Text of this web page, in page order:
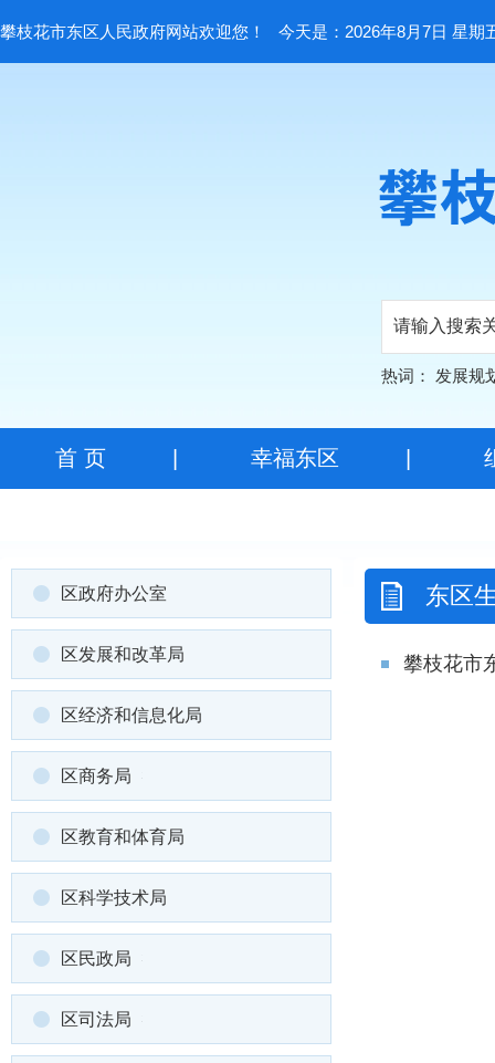
攀枝花市东区人民政府网站欢迎您！ 今天是：2026年8月7日 星期
热词： 发展规
首 页| 幸福东区
区政府办公室
区发展和改革局
区经济和信息化局
区商务局
区教育和体育局
区科学技术局
区民政局
区司法局
东区
攀枝花市